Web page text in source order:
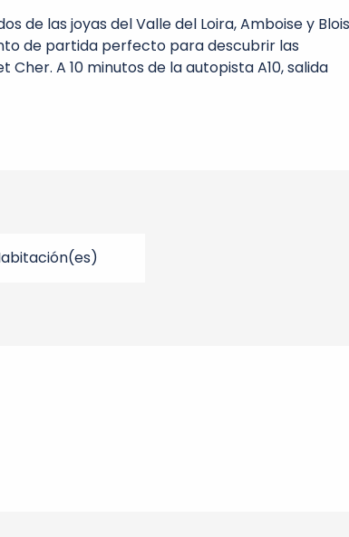
de las joyas del Valle del Loira, Amboise y Blois
de partida perfecto para descubrir las
Cher. A 10 minutos de la autopista A10, salida